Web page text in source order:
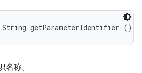
getParameterIdentifier ()
名称。